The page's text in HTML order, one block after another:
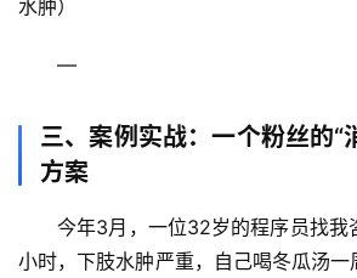
万
体
奥
历
水肿）
—
三、案例实战：一个粉丝的“
方案
今年3月，一位32岁的程序员找我
小时，下肢水肿严重，自己喝冬瓜汤一